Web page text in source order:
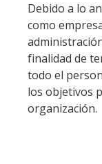
Debido a lo
como
finalidad de
todo el
los objetivos
organización.